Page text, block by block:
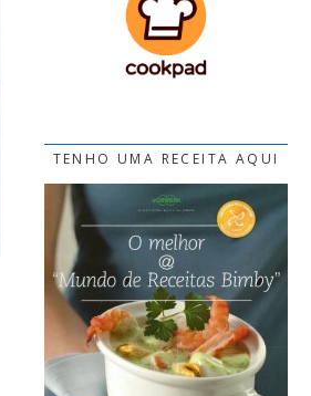
TENHO UMA RECEITA AQUI